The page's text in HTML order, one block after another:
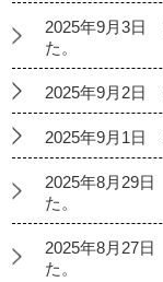
2025年9月3日
た。
2025年9月2日
2025年9月1日
2025年8月29
た。
2025年8月27
た。